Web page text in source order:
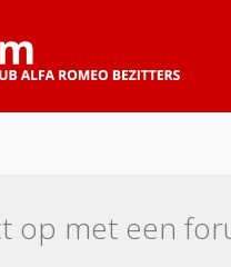
op met een